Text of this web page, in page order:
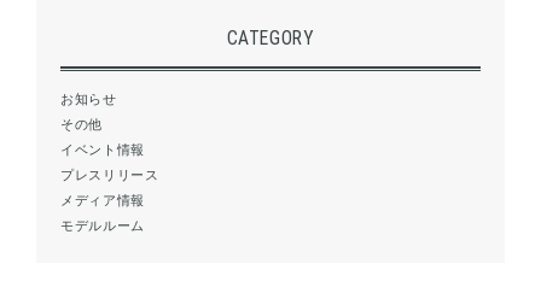
CATEGORY
お知らせ
その他
イベント情報
プレスリリース
メディア情報
モデルルーム